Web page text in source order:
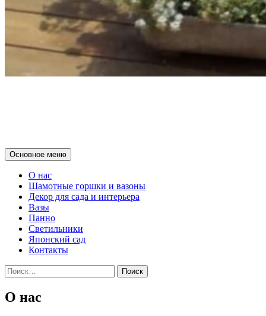
Поиск
Основное меню
О нас
Шамотные горшки и вазоны
Декор для сада и интерьера
Вазы
Панно
Светильники
Японский сад
Контакты
Найти:
О нас